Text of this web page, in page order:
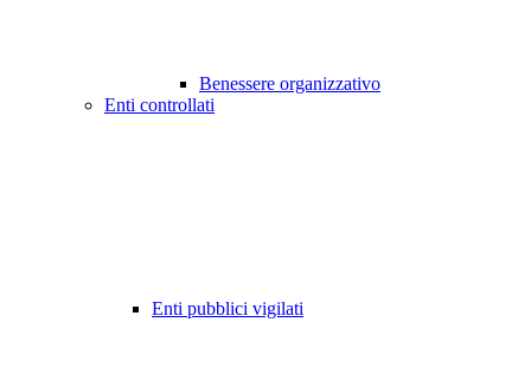
Benessere organizzativo
Enti controllati
Enti pubblici vigilati